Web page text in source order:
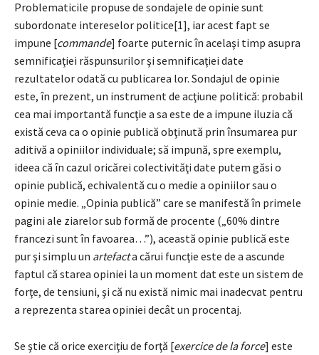
Problematicile propuse de sondajele de opinie sunt
subordonate intereselor politice[1], iar acest fapt se
impune [commande] foarte puternic în acelaşi timp asupra
semnificaţiei răspunsurilor şi semnificaţiei date
rezultatelor odată cu publicarea lor. Sondajul de opinie
este, în prezent, un instrument de acţiune politică: probabil
cea mai importantă funcţie a sa este de a impune iluzia că
există ceva ca o opinie publică obţinută prin însumarea pur
aditivă a opiniilor individuale; să impună, spre exemplu,
ideea că în cazul oricărei colectivităţi date putem găsi o
opinie publică, echivalentă cu o medie a opiniilor sau o
opinie medie. „Opinia publică” care se manifestă în primele
pagini ale ziarelor sub formă de procente („60% dintre
francezi sunt în favoarea…”), această opinie publică este
pur şi simplu un artefacta cărui funcţie este de a ascunde
faptul că starea opiniei la un moment dat este un sistem de
forţe, de tensiuni, şi că nu există nimic mai inadecvat pentru
a reprezenta starea opiniei decât un procentaj.
Se ştie că orice exerciţiu de forţă [exercice de la force] este